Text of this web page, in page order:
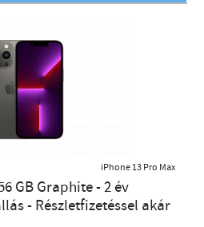
iPhone 13 Pro Max
GB Graphite - 2 év
- Részletfizetéssel akár